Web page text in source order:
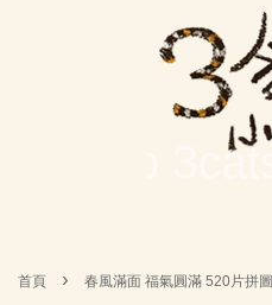
首頁 › 春風滿面 福氣圓滿 520片拼圖